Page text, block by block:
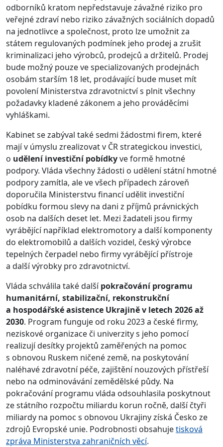
odborníků kratom nepředstavuje závažné riziko pro
veřejné zdraví nebo riziko závažných sociálních dopadů
na jednotlivce a společnost, proto lze umožnit za
státem regulovaných podmínek jeho prodej a zrušit
kriminalizaci jeho výrobců, prodejců a držitelů. Prodej
bude možný pouze ve specializovaných prodejnách
osobám starším 18 let, prodávající bude muset mít
povolení Ministerstva zdravotnictví s plnit všechny
požadavky kladené zákonem a jeho prováděcími
vyhláškami.
Kabinet se zabýval také sedmi žádostmi firem, které
mají v úmyslu zrealizovat v ČR strategickou investici,
o udělení investiční pobídkyve formě hmotné
podpory. Vláda všechny žádosti o udělení státní hmotné
podpory zamítla, ale ve všech případech zároveň
doporučila Ministerstvu financí udělit investiční
pobídku formou slevy na dani z příjmů právnických
osob na dalších deset let. Mezi žadateli jsou firmy
vyrábějící například elektromotory a další komponenty
do elektromobilů a dalších vozidel, český výrobce
tepelných čerpadel nebo firmy vyrábějící přístroje
a další výrobky pro zdravotnictví.
Vláda schválila také dalšípokračování programu
humanitární, stabilizační, rekonstrukční
a hospodářské asistence Ukrajině v letech 2026 až
2030. Program funguje od roku 2023 a české firmy,
neziskové organizace či univerzity s jeho pomocí
realizují desítky projektů zaměřených na pomoc
s obnovou Ruskem ničené země, na poskytování
naléhavé zdravotní péče, zajištění nouzových přístřeší
nebo na odminovávání zemědělské půdy. Na
pokračování programu vláda odsouhlasila poskytnout
ze státního rozpočtu miliardu korun ročně, další čtyři
miliardy na pomoc s obnovou Ukrajiny získá Česko ze
zdrojů Evropské unie. Podrobnosti obsahujetisková
zpráva Ministerstva zahraničních věcí.